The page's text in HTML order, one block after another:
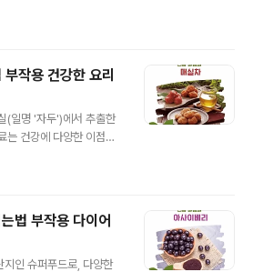
로 하루에 1~2쪽을 섭
덜어주는 데 도움을 줍
또한, 항산화 작용을 통해
상을 예방하여 전반적인
작용 염증과 산화스트
수 있습니다. 흑삼에는 항
게 포함되어 있어 만성적
를 보호하고 노화를 지연
작용 건강한 요리
(일명 '자두')에서 추출한
는 건강에 다양한 이점을
촉진: 매실차는 소화를 돕
로 회복: 천연 이온 음료
섭취 방법 하루 1~2잔을
니다. 물에 희석하여 마
있습니다. 보관 방법 직사
작용 다이어
지인 슈퍼푸드로, 다양한